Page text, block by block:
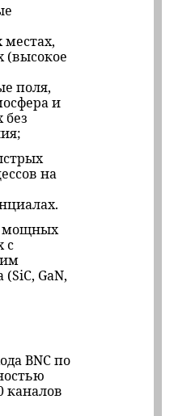
местах,
(высокое
поля,
и
без
на
мощных
с
GaN,
BNC по
каналов